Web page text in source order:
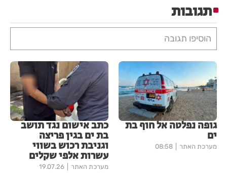
תגובות
הוסיפו תגובה
גופה נפלטה אל חוף בת
ים
מערכת האתר 08:58
כתב אישום נגד תושב
בת ים בגין פריצה
וגניבת רכוש בשווי
עשרות אלפי שקלים
מערכת האתר 19.07.26